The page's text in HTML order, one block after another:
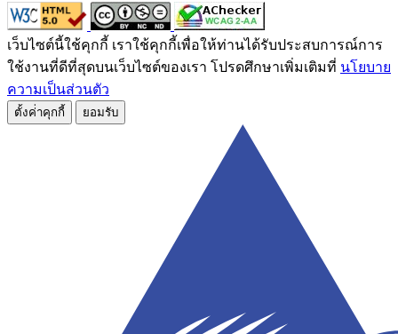
เว็บไซต์นี้ใช้คุกกี้ เราใช้คุกกี้เพื่อให้ท่านได้รับประสบการณ์การ
ใช้งานที่ดีที่สุดบนเว็บไซต์ของเรา โปรดศึกษาเพิ่มเติมที่ นโยบาย
ความเป็นส่วนตัว
ตั้งค่่าคุกกี้ ยอมรับ